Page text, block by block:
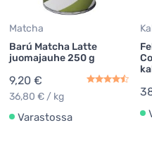
Matcha
Barú Matcha Latte
juomajauhe 250 g
9,20 €
36,80 € / kg
Varastossa